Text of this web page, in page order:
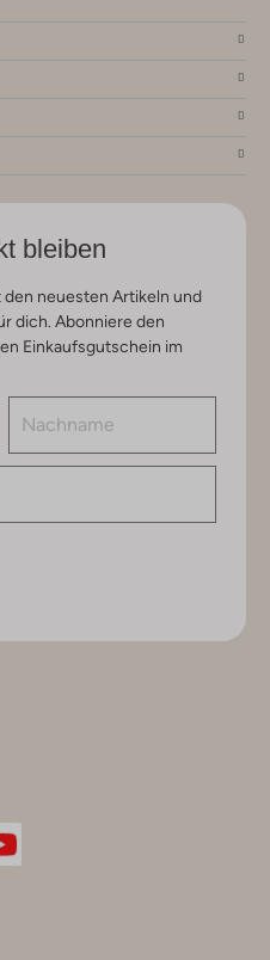
bleiben
neuesten Artikeln und
dich. Abonniere den
Einkaufsgutschein im